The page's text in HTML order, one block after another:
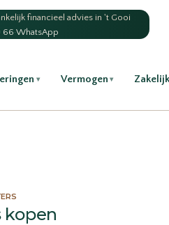
financieel advies in 't Gooi
66·WhatsApp
▾ Vermogen ▾
kopen